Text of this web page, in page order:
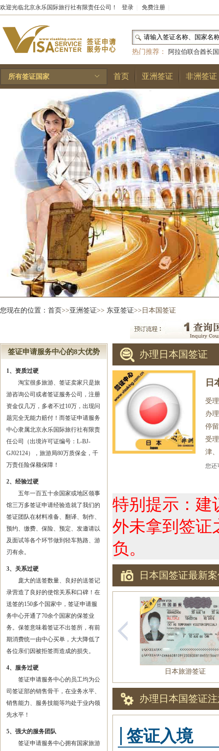
欢迎光临北京永乐国际旅行社有限责任公司！ 登录 免费注册
热门推荐：
阿拉伯联合酋长国
和国|布基纳法索|巴勒斯坦
林王国|安道尔公国|
所有签证国家 首页 亚洲签证 非洲签证
您现在的位置： 首页>>亚洲签证>> 东亚签证>>日本国签证
签证申请服务中心的8大优势
1、资质过硬
淘宝很多旅游、签证卖家只是旅
游咨询公司或者签证服务公司，注册
资金仅几万，多者不过10万，出现问
题完全无能力赔付！而签证申请服务
中心隶属北京永乐国际旅行社有限责
任公司（出境许可证编号：L-BJ-
GJ02124），旅游局80万质保金，千
万责任险保额保障！
2、经验过硬
五年一百五十余国家或地区领事
馆三万多签证申请经验造就了我们的
签证团队在材料准备、翻译、制作、
预约、缴费、保险、预定、发邀请以
及面试等各个环节做到轻车熟路、游
刃有余。
3、关系过硬
庞大的送签数量、良好的送签记
录营造了良好的使馆关系和口碑！在
送签的150多个国家中，签证申请服
务中心开通了70余个国家的保签业
务。保签意味着签证不出签所，有前
期消费统一由中心买单，大大降低了
各位亲们因被拒签而造成的损失。
4、服务过硬
签证申请服务中心的员工均为公
司签证部的销售骨干，在业务水平、
销售能力、服务技能等均处于业内领
先水平！
5、强大的服务团队
签证申请服务中心拥有国家旅游
办理日本国签证
日
受
办
停
受
津
您
特别提示：建
外未拿到签证
负。
日本国签证最新
日本旅游签证
办理日本国签证
签证入境